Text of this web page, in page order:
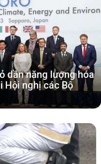
dần năng lượng hóa
Hội nghị các Bộ